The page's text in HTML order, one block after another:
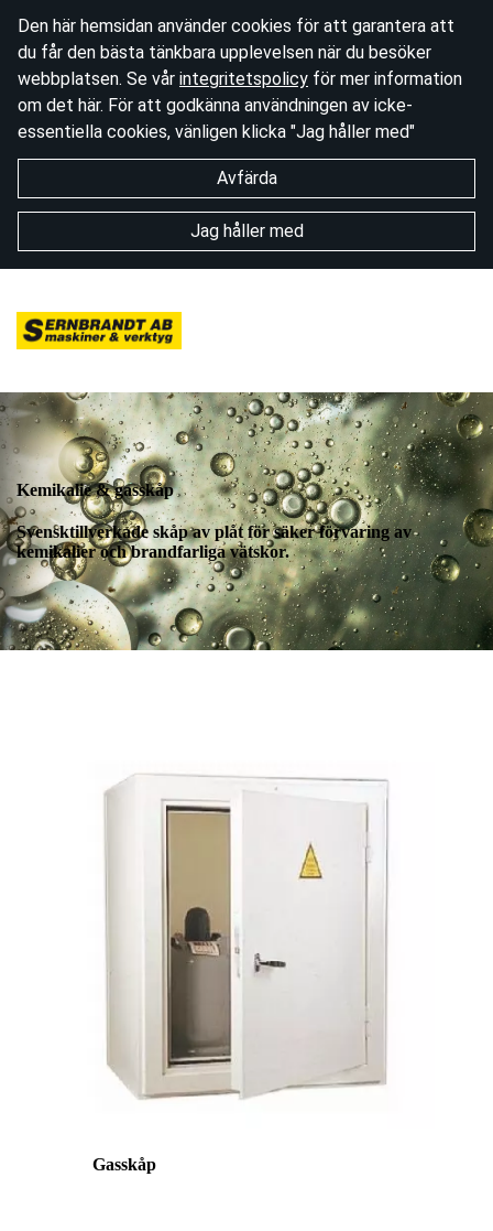
Den här hemsidan använder cookies för att garantera att
du får den bästa tänkbara upplevelsen när du besöker
webbplatsen. Se vår integritetspolicy för mer information
om det här. För att godkänna användningen av icke-
essentiella cookies, vänligen klicka "Jag håller med"
Avfärda
Jag håller med
Kemikalie & gasskåp
Svensktillverkade skåp av plåt för säker förvaring av
kemikalier och brandfarliga vätskor.
Gasskåp